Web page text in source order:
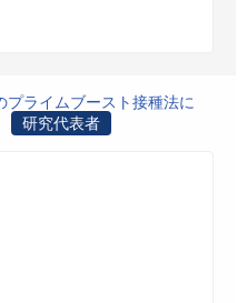
プライムブースト接種法に
研究代表者